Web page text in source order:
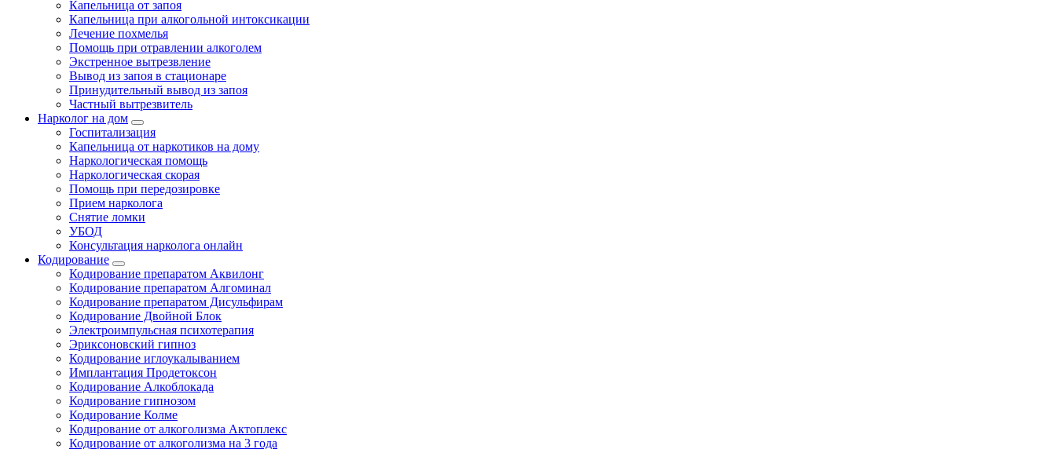
Капельница от запоя
Капельница при алкогольной интоксикации
Лечение похмелья
Помощь при отравлении алкоголем
Экстренное вытрезвление
Вывод из запоя в стационаре
Принудительный вывод из запоя
Частный вытрезвитель
Нарколог на дом
Госпитализация
Капельница от наркотиков на дому
Наркологическая помощь
Наркологическая скорая
Помощь при передозировке
Прием нарколога
Снятие ломки
УБОД
Консультация нарколога онлайн
Кодирование
Кодирование препаратом Аквилонг
Кодирование препаратом Алгоминал
Кодирование препаратом Дисульфирам
Кодирование Двойной Блок
Электроимпульсная психотерапия
Эриксоновский гипноз
Кодирование иглоукалыванием
Имплантация Продетоксон
Кодирование Алкоблокада
Кодирование гипнозом
Кодирование Колме
Кодирование от алкоголизма Актоплекс
Кодирование от алкоголизма на 3 года